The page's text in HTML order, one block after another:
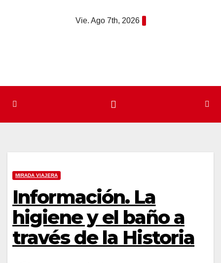
Vie. Ago 7th, 2026
MIRADA VIAJERA
Información. La
higiene y el baño a
través de la Historia